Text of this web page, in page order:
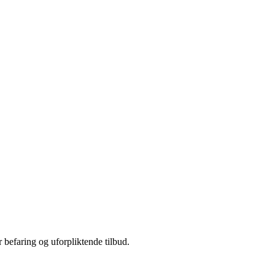
befaring og uforpliktende tilbud.